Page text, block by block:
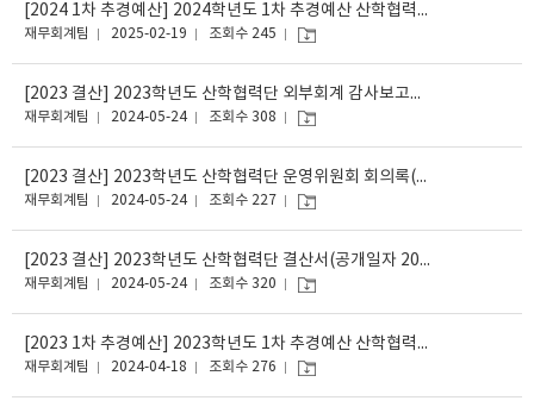
[2024 1차 추경예산] 2024학년도 1차 추경예산 산학협력단 자금예산서(공개일자 2025. 2. 19)
재무회계팀 2025-02-19 조회수 245
[2023 결산] 2023학년도 산학협력단 외부회계 감사보고서(공개일자 2024.05.08.)
재무회계팀 2024-05-24 조회수 308
[2023 결산] 2023학년도 산학협력단 운영위원회 회의록(공개일자 2024.05.08.)
재무회계팀 2024-05-24 조회수 227
[2023 결산] 2023학년도 산학협력단 결산서(공개일자 2024.05.08.)
재무회계팀 2024-05-24 조회수 320
[2023 1차 추경예산] 2023학년도 1차 추경예산 산학협력단 자금예산서(공개일자 2024.2.16.)
재무회계팀 2024-04-18 조회수 276